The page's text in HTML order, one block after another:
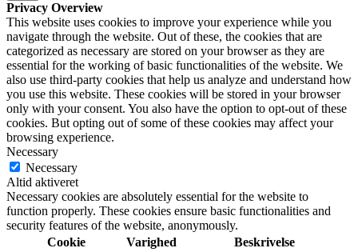
Privacy Overview
This website uses cookies to improve your experience while you
navigate through the website. Out of these, the cookies that are
categorized as necessary are stored on your browser as they are
essential for the working of basic functionalities of the website. We
also use third-party cookies that help us analyze and understand how
you use this website. These cookies will be stored in your browser
only with your consent. You also have the option to opt-out of these
cookies. But opting out of some of these cookies may affect your
browsing experience.
Necessary
Necessary
Altid aktiveret
Necessary cookies are absolutely essential for the website to
function properly. These cookies ensure basic functionalities and
security features of the website, anonymously.
Cookie
Varighed Beskrivelse